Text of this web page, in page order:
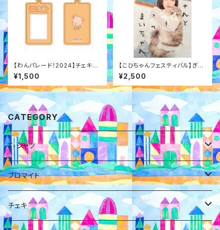
【わんパレード！2024】チェキホ
ルダー
¥1,500
【こひちゃんフェスティバル】ぎん
ちゃんとまいちゃん
¥2,500
CATEGORY
T-シャツ
小日向麻衣
橋本ともか
ブロマイド
小日向麻衣
チェキ